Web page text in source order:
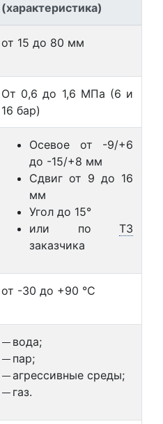
(характеристика)
от 15 до 80 мм
От 0,6 до 1,6 МПа (6 и
16 бар)
Осевое от -9/+6
до -15/+8 мм
Сдвиг от 9 до 16
мм
Угол до 15°
или по ТЗ
заказчика
от -30 до +90 °С
вода;
пар;
агрессивные среды;
газ.